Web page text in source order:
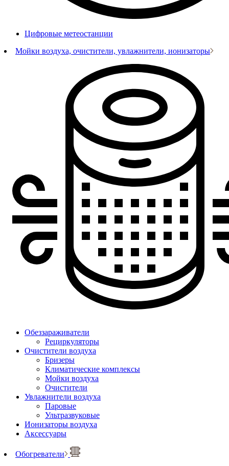
Цифровые метеостанции
Мойки воздуха, очистители, увлажнители, ионизаторы
Обеззараживатели
Рециркуляторы
Очистители воздуха
Бризеры
Климатические комплексы
Мойки воздуха
Очистители
Увлажнители воздуха
Паровые
Ультразвуковые
Ионизаторы воздуха
Аксессуары
Обогреватели